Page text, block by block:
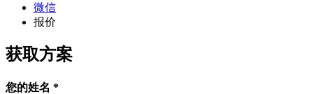
微信
报价
获取方案
您的姓名 *